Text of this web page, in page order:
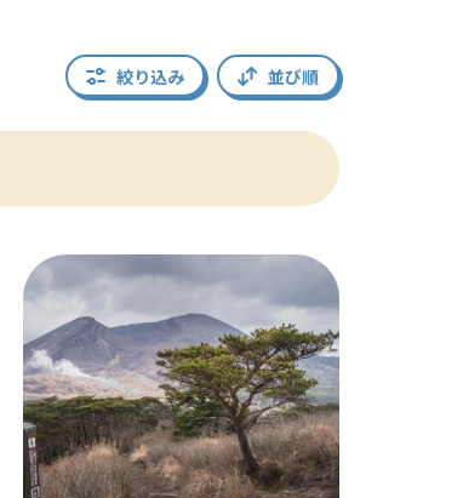
絞り込み 並び順